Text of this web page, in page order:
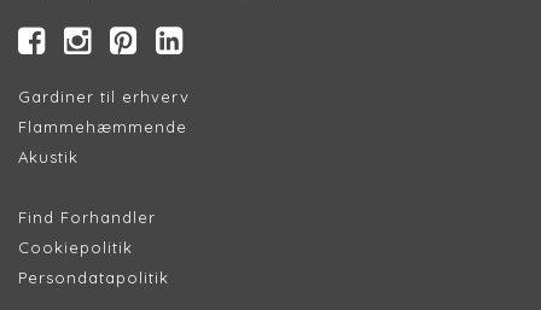
Gardiner til erhverv
Flammehæmmende
Akustik
Find Forhandler
Cookiepolitik
Persondatapolitik